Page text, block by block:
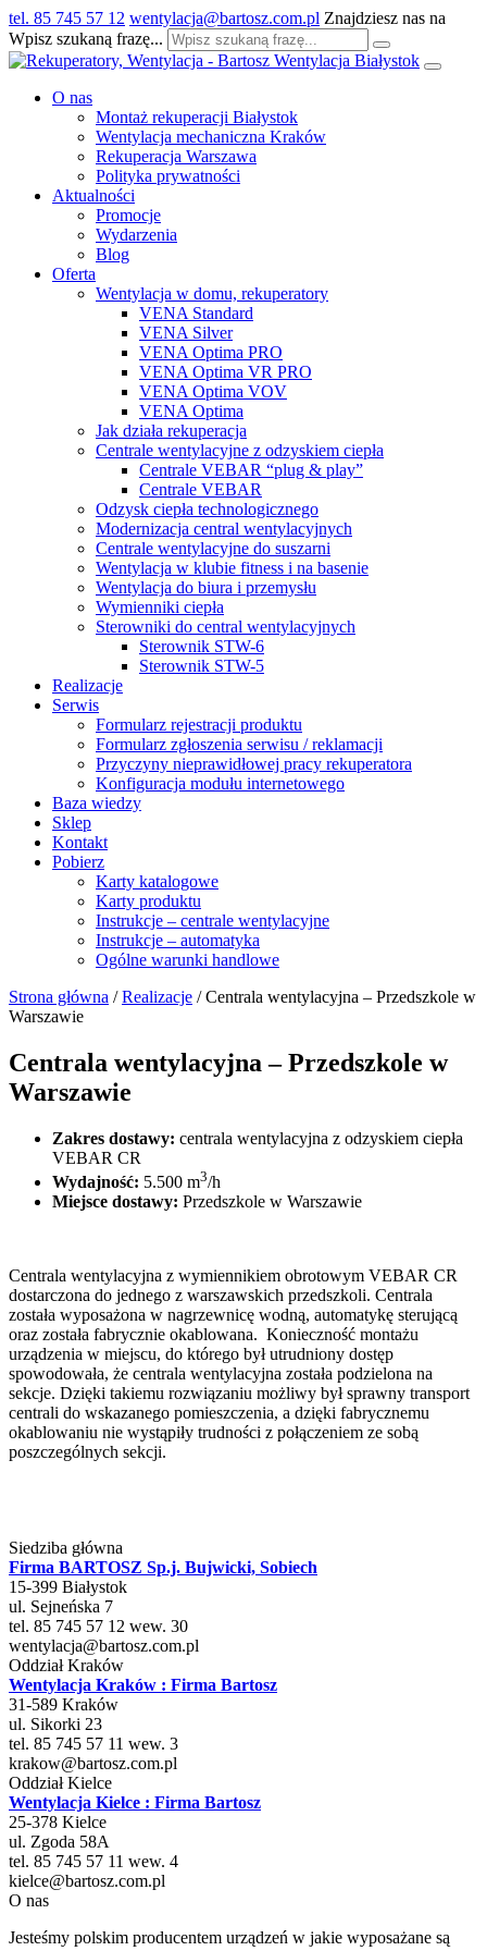
tel. 85 745 57 12 wentylacja@bartosz.com.pl Znajdziesz nas na
Wpisz szukaną frazę...
O nas
Montaż rekuperacji Białystok
Wentylacja mechaniczna Kraków
Rekuperacja Warszawa
Polityka prywatności
Aktualności
Promocje
Wydarzenia
Blog
Oferta
Wentylacja w domu, rekuperatory
VENA Standard
VENA Silver
VENA Optima PRO
VENA Optima VR PRO
VENA Optima VOV
VENA Optima
Jak działa rekuperacja
Centrale wentylacyjne z odzyskiem ciepła
Centrale VEBAR “plug & play”
Centrale VEBAR
Odzysk ciepła technologicznego
Modernizacja central wentylacyjnych
Centrale wentylacyjne do suszarni
Wentylacja w klubie fitness i na basenie
Wentylacja do biura i przemysłu
Wymienniki ciepła
Sterowniki do central wentylacyjnych
Sterownik STW-6
Sterownik STW-5
Realizacje
Serwis
Formularz rejestracji produktu
Formularz zgłoszenia serwisu / reklamacji
Przyczyny nieprawidłowej pracy rekuperatora
Konfiguracja modułu internetowego
Baza wiedzy
Sklep
Kontakt
Pobierz
Karty katalogowe
Karty produktu
Instrukcje – centrale wentylacyjne
Instrukcje – automatyka
Ogólne warunki handlowe
Strona główna /Realizacje /Centrala wentylacyjna – Przedszkole w
Warszawie
Centrala wentylacyjna – Przedszkole w
Warszawie
Zakres dostawy: centrala wentylacyjna z odzyskiem ciepła
VEBAR CR
Wydajność: 5.500 m3/h
Miejsce dostawy: Przedszkole w Warszawie
Centrala wentylacyjna z wymiennikiem obrotowym VEBAR CR
dostarczona do jednego z warszawskich przedszkoli. Centrala
została wyposażona w nagrzewnicę wodną, automatykę sterującą
oraz została fabrycznie okablowana. Konieczność montażu
urządzenia w miejscu, do którego był utrudniony dostęp
spowodowała, że centrala wentylacyjna została podzielona na
sekcje. Dzięki takiemu rozwiązaniu możliwy był sprawny transport
centrali do wskazanego pomieszczenia, a dzięki fabrycznemu
okablowaniu nie wystąpiły trudności z połączeniem ze sobą
poszczególnych sekcji.
Siedziba główna
Firma BARTOSZ Sp.j. Bujwicki, Sobiech
15-399 Białystok
ul. Sejneńska 7
tel. 85 745 57 12 wew. 30
wentylacja@bartosz.com.pl
Oddział Kraków
Wentylacja Kraków : Firma Bartosz
31-589 Kraków
ul. Sikorki 23
tel. 85 745 57 11 wew. 3
krakow@bartosz.com.pl
Oddział Kielce
Wentylacja Kielce : Firma Bartosz
25-378 Kielce
ul. Zgoda 58A
tel. 85 745 57 11 wew. 4
kielce@bartosz.com.pl
O nas
Jesteśmy polskim producentem urządzeń w jakie wyposażane są